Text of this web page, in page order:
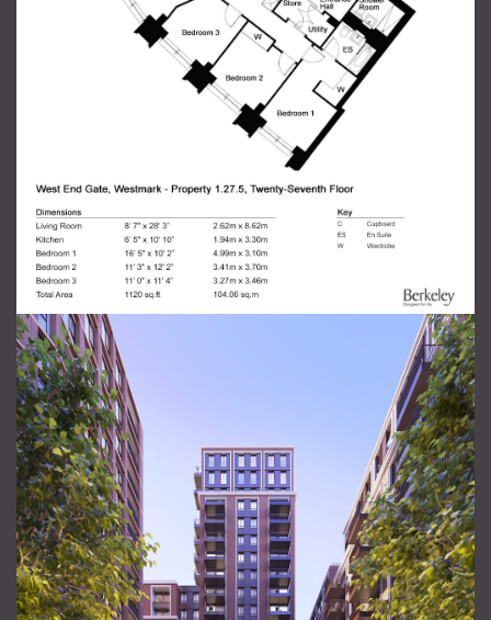
Отправить сообщение
продавцу
Ваше Имя*
Ваш email*